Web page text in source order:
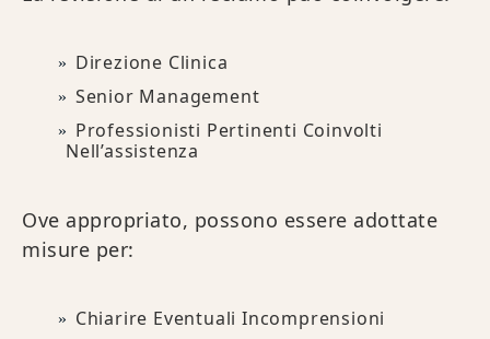
Direzione Clinica
Senior Management
Professionisti Pertinenti Coinvolti
Nell’assistenza
Ove appropriato, possono essere adottate
misure per:
Chiarire Eventuali Incomprensioni